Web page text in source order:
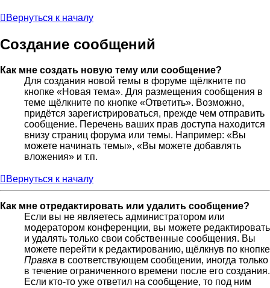
Вернуться к началу
Создание сообщений
Как мне создать новую тему или сообщение?
Для создания новой темы в форуме щёлкните по
кнопке «Новая тема». Для размещения сообщения в
теме щёлкните по кнопке «Ответить». Возможно,
придётся зарегистрироваться, прежде чем отправить
сообщение. Перечень ваших прав доступа находится
внизу страниц форума или темы. Например: «Вы
можете начинать темы», «Вы можете добавлять
вложения» и т.п.
Вернуться к началу
Как мне отредактировать или удалить сообщение?
Если вы не являетесь администратором или
модератором конференции, вы можете редактировать
и удалять только свои собственные сообщения. Вы
можете перейти к редактированию, щёлкнув по кнопке
Правка в соответствующем сообщении, иногда только
в течение ограниченного времени после его создания.
Если кто-то уже ответил на сообщение, то под ним